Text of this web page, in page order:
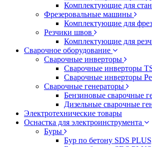
Комплектующие для
Фрезеровальные машины
Комплектующие для
Резчики швов
Комплектующие для
Сварочное оборудование
Сварочные инверторы
Сварочные инверторы
Сварочные инверторы
Сварочные генераторы
Бензиновые сварочные
Дизельные сварочные
Электротехнические товары
Оснастка для электроинструмента
Буры
Бур по бетону SDS